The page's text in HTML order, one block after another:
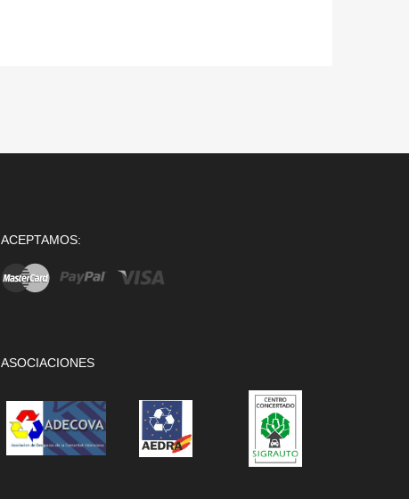
ACEPTAMOS:
ASOCIACIONES